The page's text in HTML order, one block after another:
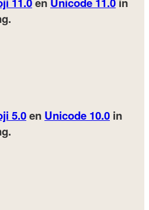
5.0en Unicode 10.0 in